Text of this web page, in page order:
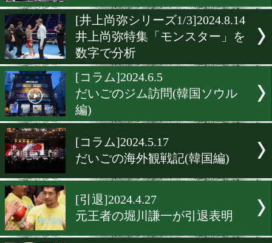
[井上尚弥シリーズ3/
井上尚弥を数字で分析! KO
89%
[井上尚弥シリーズ2/
井上尚弥を数字で分析!
[井上尚弥シリーズ1/
井上尚弥特集「モンスター
数字で分析
[コラム]2024.6.5
だいごのジム訪問(韓国ソ